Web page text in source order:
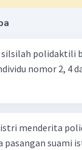
berikut!
nomor 2, 4
istri menderita
pasangan suami